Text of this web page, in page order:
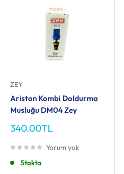
ZEY
Ariston Kombi Doldurma
Musluğu DM04 Zey
İndirimli
340.00TL
Yorum yok
Stokta